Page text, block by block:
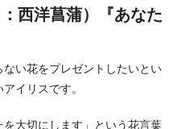
西洋菖蒲）『あなた
い花をプレゼントしたいとい
イリスです。
大切にします」という花言葉